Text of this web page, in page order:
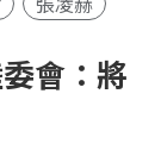
會：將